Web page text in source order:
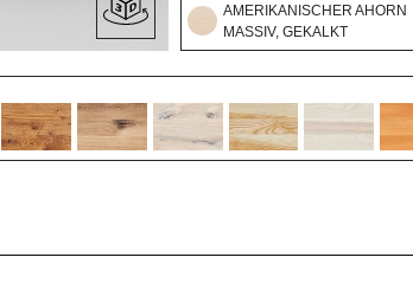
AMERIKANISCHER AHORN
MASSIV, GEKALKT